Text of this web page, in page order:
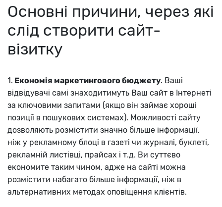
Основні причини, через які
слід створити сайт-
візитку
1. Економія маркетингового бюджету. Ваші
відвідувачі самі знаходитимуть Ваш сайт в Інтернеті
за ключовими запитами (якщо він займає хороші
позиції в пошукових системах). Можливості сайту
дозволяють розмістити значно більше інформації,
ніж у рекламному блоці в газеті чи журналі, буклеті,
рекламній листівці, прайсах і т.д. Ви суттєво
економите таким чином, адже на сайті можна
розмістити набагато більше інформації, ніж в
альтернативних методах оповіщення клієнтів.